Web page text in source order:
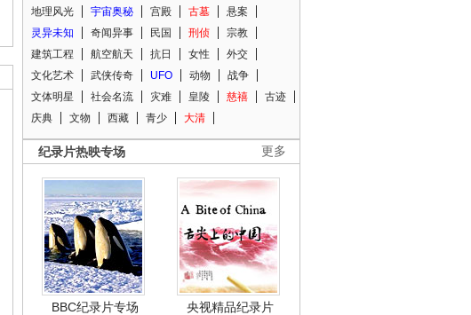
地理风光
宇宙奥秘 宫殿 古墓
悬案
灵异未知
奇闻异事 民国 刑侦
宗教
建筑工程
航空航天 抗日 女性
外交
文化艺术
武侠传奇 UFO 动物
战争
文体明星
社会名流 灾难 皇陵 慈禧
古迹
庆典
文物 西藏 青少 大清
更多
纪录片热映专场
BBC纪录片专场 央视精品纪录片